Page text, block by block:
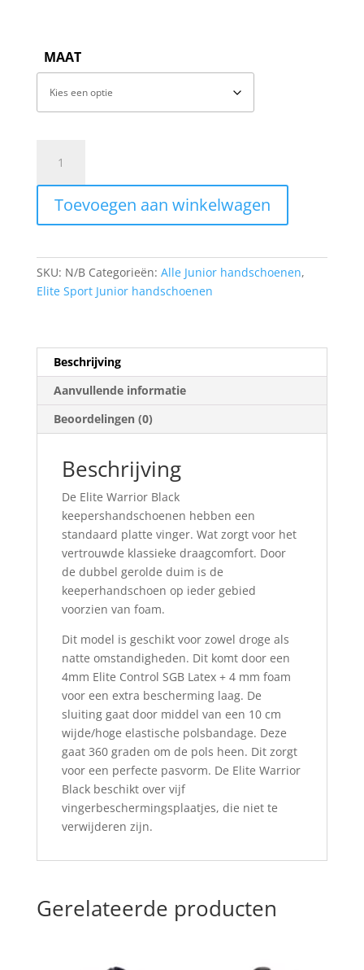
MAAT
SPORT
WARRIOR
BLACK
aantal
Toevoegen aan winkelwagen
SKU: N/B Categorieën: Alle Junior handschoenen,
Elite Sport Junior handschoenen
Beschrijving
Aanvullende informatie
Beoordelingen (0)
Beschrijving
De Elite Warrior Black
keepershandschoenen hebben een
standaard platte vinger. Wat zorgt voor het
vertrouwde klassieke draagcomfort. Door
de dubbel gerolde duim is de
keeperhandschoen op ieder gebied
voorzien van foam.
Dit model is geschikt voor zowel droge als
natte omstandigheden. Dit komt door een
4mm Elite Control SGB Latex + 4 mm foam
voor een extra bescherming laag. De
sluiting gaat door middel van een 10 cm
wijde/hoge elastische polsbandage. Deze
gaat 360 graden om de pols heen. Dit zorgt
voor een perfecte pasvorm. De Elite Warrior
Black beschikt over vijf
vingerbeschermingsplaatjes, die niet te
verwijderen zijn.
Gerelateerde producten